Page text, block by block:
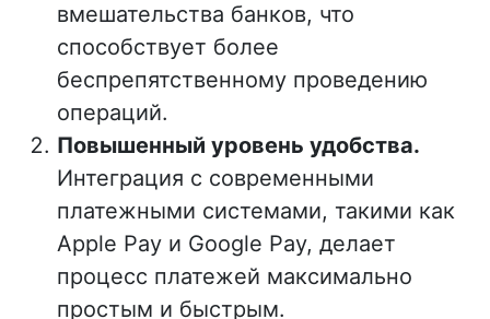
вмешательства банков, что
способствует более
беспрепятственному проведению
операций.
Повышенный уровень удобства.
Интеграция с современными
платежными системами, такими как
Apple Pay и Google Pay, делает
процесс платежей максимально
простым и быстрым.